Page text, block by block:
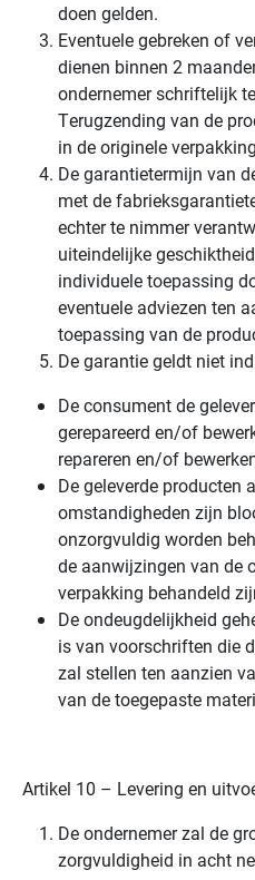
doen gelden.
Eventuele gebreken of
dienen binnen 2
ondernemer schriftelijk
Terugzending van de
in de originele
De garantietermijn van
met de
echter te nimmer
uiteindelijke
individuele toepassing
eventuele adviezen ten
toepassing van de
De garantie geldt niet
De consument de
gerepareerd en/of
repareren en/of
De geleverde producten
omstandigheden zijn
onzorgvuldig worden
de aanwijzingen van de
verpakking behandeld
De ondeugdelijkheid
is van voorschriften die
zal stellen ten aanzien
van de toegepaste
Artikel 10 – Levering en
De ondernemer zal de
zorgvuldigheid in acht